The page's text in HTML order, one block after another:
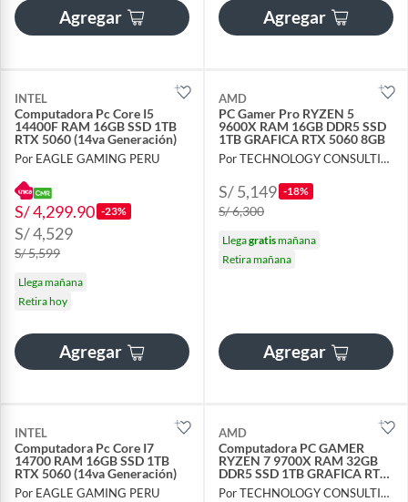
Agregar Agregar
INTEL
Computadora Pc Core I5
14400F RAM 16GB SSD 1TB
RTX 5060 (14va Generación)
Por EAGLE GAMING PERU
S/ 4,299.90 -23%
S/ 4,529
S/ 5,599
Llega mañana
Retira hoy
Agregar
AMD
PC Gamer Pro RYZEN 5
9600X RAM 16GB DDR5 SSD
1TB GRAFICA RTX 5060 8GB
Por TECHNOLOGY CONSULTING GROUP S.A.C
S/ 5,149 -18%
S/ 6,300
Llegagratismañana
Retira mañana
Agregar
INTEL
Computadora Pc Core I7
14700 RAM 16GB SSD 1TB
RTX 5060 (14va Generación)
Por EAGLE GAMING PERU
AMD
Computadora PC GAMER
RYZEN 7 9700X RAM 32GB
DDR5 SSD 1TB GRAFICA RTX
5060TI 8GB
Por TECHNOLOGY CONSULTING GROUP S.A.C